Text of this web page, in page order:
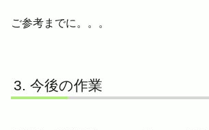
ご参考までに。。。
今後の作業